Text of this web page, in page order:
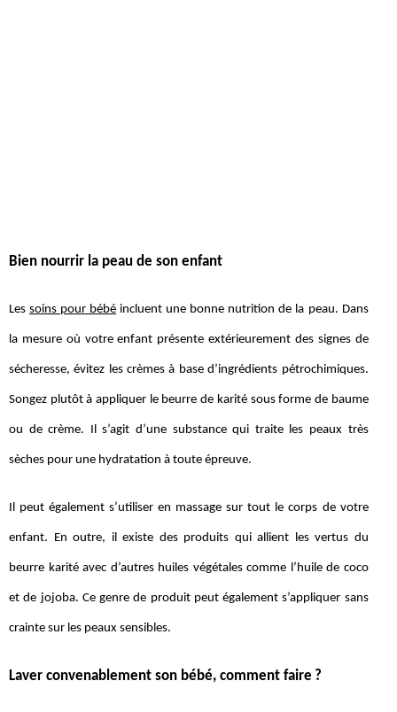
Bien nourrir la peau de son enfant
Lessoins pour bébé incluent une bonne nutrition de la peau. Dans
la mesure où votre enfant présente extérieurement des signes de
sécheresse, évitez les crèmes à base d’ingrédients pétrochimiques.
Songez plutôt à appliquer le beurre de karité sous forme de baume
ou de crème. Il s’agit d’une substance qui traite les peaux très
sèches pour une hydratation à toute épreuve.
Il peut également s’utiliser en massage sur tout le corps de votre
enfant. En outre, il existe des produits qui allient les vertus du
beurre karité avec d’autres huiles végétales comme l’huile de coco
et de jojoba. Ce genre de produit peut également s’appliquer sans
crainte sur les peaux sensibles.
Laver convenablement son bébé, comment faire ?